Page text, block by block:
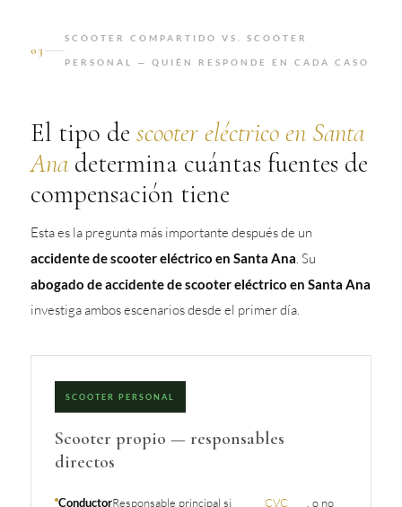
03
SCOOTER COMPARTIDO VS. SCOOTER
PERSONAL — QUIÉN RESPONDE EN CADA CASO
El tipo de scooter eléctrico en Santa
Ana determina cuántas fuentes de
compensación tiene
Esta es la pregunta más importante después de un
accidente de scooter eléctrico en Santa Ana. Su
abogado de accidente de scooter eléctrico en Santa Ana
investiga ambos escenarios desde el primer día.
SCOOTER PERSONAL
Scooter propio — responsables
directos
ConductorResponsable principal si
CVC
, o no